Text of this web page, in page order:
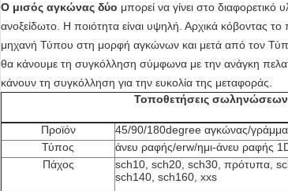
Ο μισός αγκώνας δύο μπορεί να γίνει στο
ανοξείδωτο. Η ποιότητα είναι υψηλή. Αρχικά κόβοντας
μηχανή Τύπου στη μορφή αγκώνων και μετά από τον Τύπο
θα κάνουμε τη συγκόλληση σύμφωνα με την ανάγκη
κάνουν τη συγκόλληση για την ευκολία της μεταφοράς.
Τοποθετήσεις
Προϊόν
45/90/180degree αγκώνας/
Τύπος
άνευ ραφής/erw/ημι-άνευ ραφής
Πάχος
sch10, sch20, sch30, πρότυπα,
sch140, sch160, xxs